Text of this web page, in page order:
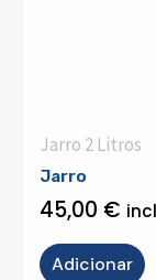
Jarro 2 Litros
Jarro
45,00 €
Adicionar